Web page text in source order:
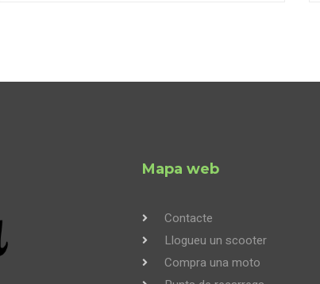
Mapa web
Contacte
Llogueu un scooter
Compra una moto